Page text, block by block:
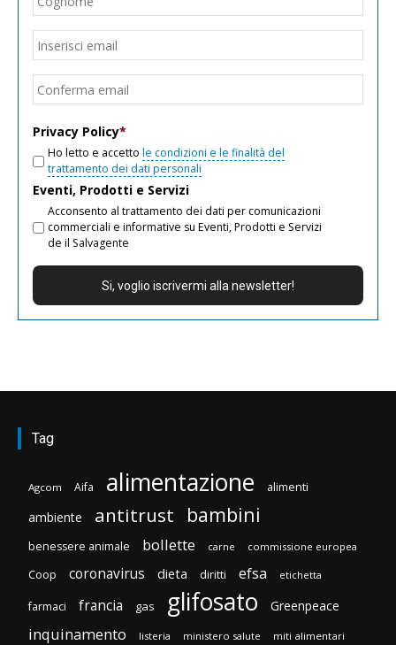
Email
Privacy Policy*
Ho letto e accetto le condizioni e le finalità del
trattamento dei dati personali
Eventi, Prodotti e Servizi
Acconsento al trattamento dei dati per comunicazioni
commerciali e informative su Eventi, Prodotti e Servizi
de il Salvagente
Tag
Agcom Aifa alimentazione alimenti
ambiente antitrust bambini
benessere animale bollette carne commissione europea
Coop coronavirus dieta diritti efsa etichetta
farmaci francia gas glifosato Greenpeace
inquinamento listeria ministero salute miti alimentari